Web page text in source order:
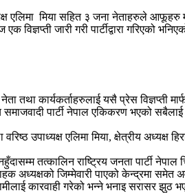
एलिमा मिया सहित ३ जना नेताहरुले आफूहरु
जारी गरी पार्टीद्वारा गरिएको
तथा कार्यकर्ताहरुलाई यसै प्रेस विज्ञप्ती
समाजवादी पार्टी नेपाल एकिकरण भएको
वरिष्ठ उपाध्यक्ष एलिमा मिया, क्षेत्रीय
तत्कालिन राष्ट्रिय जनता पार्टी
अध्यक्षको जिम्मेवारी पाएको केन्द्रमा
कारवाही गरेको भन्ने भनाइ सरासर झुठ